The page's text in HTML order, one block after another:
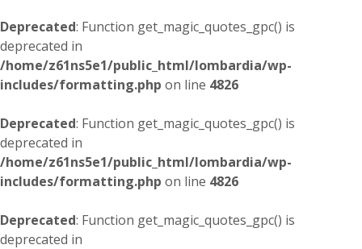
Deprecated: Function get_magic_quotes_gpc() is
deprecated in
/home/z61ns5e1/public_html/lombardia/wp-
includes/formatting.php on line 4826
Deprecated: Function get_magic_quotes_gpc() is
deprecated in
/home/z61ns5e1/public_html/lombardia/wp-
includes/formatting.php on line 4826
Deprecated: Function get_magic_quotes_gpc() is
deprecated in